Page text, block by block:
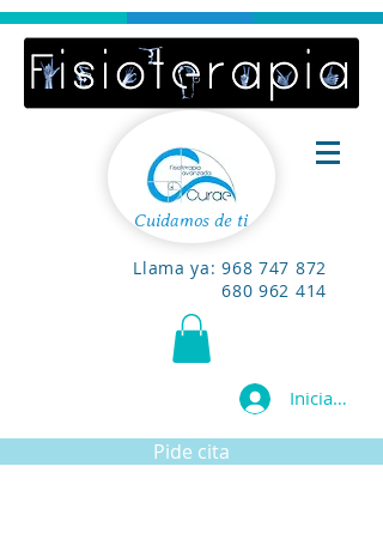
Cuidamos de ti
Llama ya:968 747 872
680 962 414
Iniciar
Pide cita